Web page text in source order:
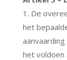
1. De
het
het voldoen